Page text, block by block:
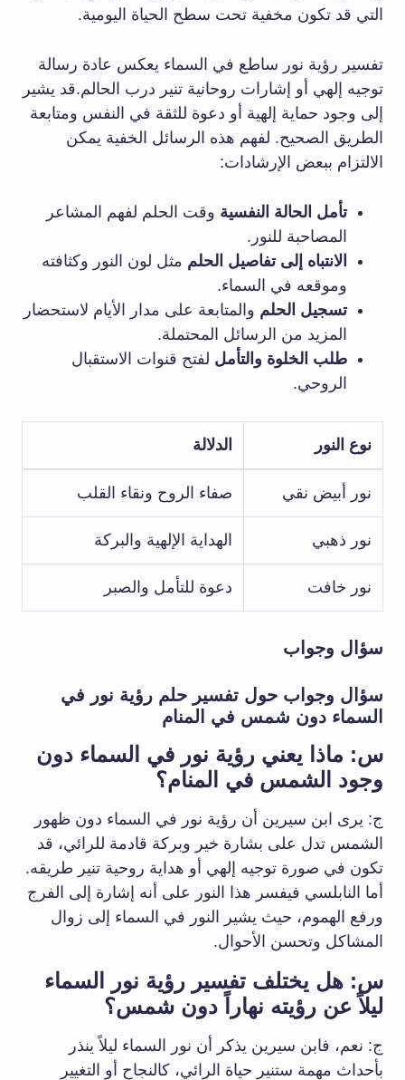
التي قد تكون مخفية تحت سطح الحياة اليومية.
تفسير رؤية نور ساطع في السماء يعكس عادة رسالة
توجيه إلهي أو إشارات روحانية تنير درب الحالم.قد يشير
إلى وجود حماية إلهية أو دعوة للثقة في النفس ومتابعة
الطريق الصحيح. لفهم هذه الرسائل الخفية يمكن
الالتزام ببعض الإرشادات:
تأمل الحالة النفسية وقت الحلم لفهم المشاعر
المصاحبة للنور.
الانتباه إلى تفاصيل الحلم مثل لون النور وكثافته
وموقعه في السماء.
تسجيل الحلم والمتابعة على مدار الأيام لاستحضار
المزيد من الرسائل المحتملة.
طلب الخلوة والتأمل لفتح قنوات الاستقبال
الروحي.
نوع النور الدلالة
نور أبيض نقي صفاء الروح ونقاء القلب
نور ذهبي الهداية الإلهية والبركة
نور خافت دعوة للتأمل والصبر
سؤال وجواب
سؤال وجواب حول تفسير حلم رؤية نور في
السماء دون شمس في المنام
س: ماذا يعني رؤية نور في السماء دون
وجود الشمس في المنام؟
ج: يرى ابن سيرين أن رؤية نور في السماء دون ظهور
الشمس تدل على بشارة خير وبركة قادمة للرائي، قد
تكون في صورة توجيه إلهي أو هداية روحية تنير طريقه.
أما النابلسي فيفسر هذا النور على أنه إشارة إلى الفرج
ورفع الهموم، حيث يشير النور في السماء إلى زوال
المشاكل وتحسن الأحوال.
س: هل يختلف تفسير رؤية نور السماء
ليلاً عن رؤيته نهاراً دون شمس؟
ج: نعم، فابن سيرين يذكر أن نور السماء ليلاً ينذر
بأحداث مهمة ستنير حياة الرائي، كالنجاح أو التغيير